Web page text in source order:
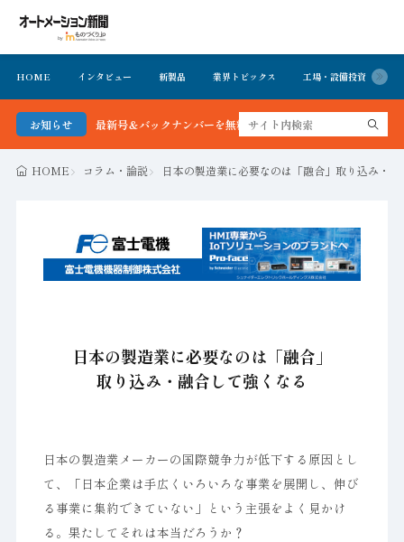
HOME インタビュー 新製品 業界トピックス 工場・設備投資
お知らせ
ン新聞 最新号＆バックナンバーを無料で公開中 詳細はこちら
HOME コラム・論説 日本の製造業に必要なのは「融合」取り込み・
日本の製造業に必要なのは「融合」
取り込み・融合して強くなる
日本の製造業メーカーの国際競争力が低下する原因とし
て、「日本企業は手広くいろいろな事業を展開し、伸び
る事業に集約できていない」という主張をよく見かけ
る。果たしてそれは本当だろうか？